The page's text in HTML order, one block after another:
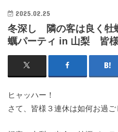
2025.02.25
冬深し 隣の客は良く
蠣パーティ in 山梨 皆様
ヒャッハー！
さて、皆様３連休は如何お過ご